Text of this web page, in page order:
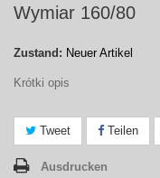
Wymiar 160/80
Zustand: Neuer Artikel
Krótki opis
Tweet Teilen
Ausdrucken